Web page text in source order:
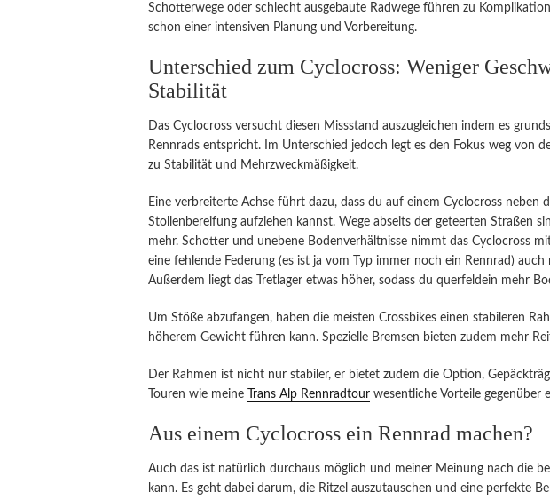
Schotterwege oder schlecht ausgebaute Radwege führen zu
schon einer intensiven Planung und Vorbereitung.
Unterschied zum Cyclocross: Weniger
Stabilität
Das Cyclocross versucht diesen Missstand auszugleichen indem es
Rennrads entspricht. Im Unterschied jedoch legt es den Fokus weg von
zu Stabilität und Mehrzweckmäßigkeit.
Eine verbreiterte Achse führt dazu, dass du auf einem Cyclocross neben
Stollenbereifung aufziehen kannst. Wege abseits der geteerten Straßen
mehr. Schotter und unebene Bodenverhältnisse nimmt das Cyclocross
eine fehlende Federung (es ist ja vom Typ immer noch ein Rennrad)
Außerdem liegt das Tretlager etwas höher, sodass du querfeldein mehr
Um Stöße abzufangen, haben die meisten Crossbikes einen stabileren
höherem Gewicht führen kann. Spezielle Bremsen bieten zudem mehr
Der Rahmen ist nicht nur stabiler, er bietet zudem die Option,
Touren wie meine
Trans Alp Rennradtour wesentliche Vorteile gegenüber
Aus einem Cyclocross ein Rennrad machen?
Auch das ist natürlich durchaus möglich und meiner Meinung nach die
kann. Es geht dabei darum, die Ritzel auszutauschen und eine perfekte